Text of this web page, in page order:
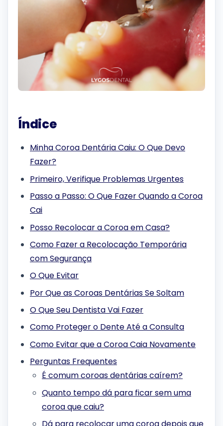
Índice
Minha Coroa Dentária Caiu: O Que Devo
Fazer?
Primeiro, Verifique Problemas Urgentes
Passo a Passo: O Que Fazer Quando a Coroa
Cai
Posso Recolocar a Coroa em Casa?
Como Fazer a Recolocação Temporária
com Segurança
O Que Evitar
Por Que as Coroas Dentárias Se Soltam
O Que Seu Dentista Vai Fazer
Como Proteger o Dente Até a Consulta
Como Evitar que a Coroa Caia Novamente
Perguntas Frequentes
É comum coroas dentárias caírem?
Quanto tempo dá para ficar sem uma
coroa que caiu?